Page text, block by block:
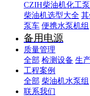
CZIH柴油机化工
柴油机选型大全 其
泵车 便携水泵机组
备用电源
质量管理
全部 检测设备 生
工程案例
全部 柴油机水泵组
联系我们